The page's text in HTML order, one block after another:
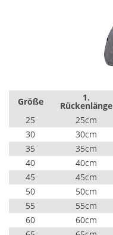
Größe 1.
Rückenlänge
25
25cm
30
30cm
35
35cm
40
40cm
45
45cm
50
50cm
55
55cm
60
60cm